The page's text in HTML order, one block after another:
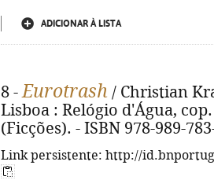
ADICIONAR À LISTA
8 -Eurotrash / Christian
Lisboa : Relógio d'Água,
(Ficções). - ISBN 978-989-
Link persistente: http://